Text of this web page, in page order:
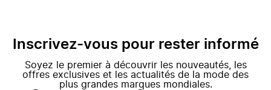
Inscrivez-vous pour rester informé
Soyez le premier à découvrir les nouveautés, les
offres exclusives et les actualités de la mode des
plus grandes marques mondiales.